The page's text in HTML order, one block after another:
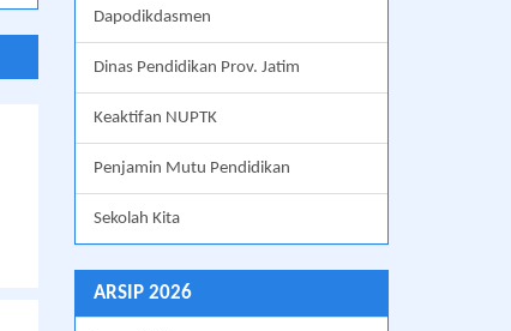
Dapodikdasmen
Dinas Pendidikan Prov. Jatim
Keaktifan NUPTK
Penjamin Mutu Pendidikan
Sekolah Kita
ARSIP 2026